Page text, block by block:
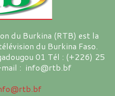
du Burkina (RTB) est la
du Burkina Faso.
01 Tél : (+226) 25
: info@rtb.bf